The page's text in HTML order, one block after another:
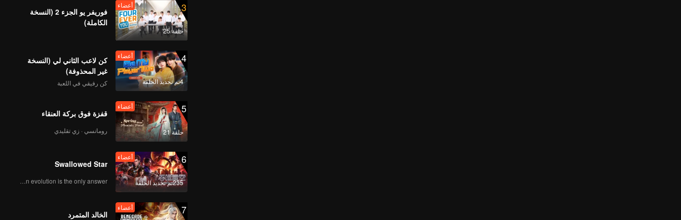
3
حلقة 25
أعضاء
فوريفر يو الجزء 2 (النسخة
الكاملة)
4
4تم تجديد الحلقة
أعضاء
كن لاعب الثاني لي (النسخة
غير المحذوفة)
كن رفيقي في اللعبة
5
حلقة 21
أعضاء
قفزة فوق بركة العنقاء
رومانسي · زي تقليدي
6
235تم تجديد الحلقة
أعضاء
Swallowed Star
Human evolution is the only answer.
7 أعضاء
الخالد المتمرد